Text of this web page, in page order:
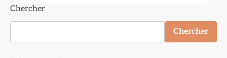
Chercher
Chercher